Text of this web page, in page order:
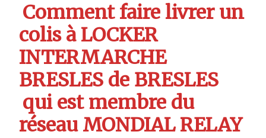
Comment faire livrer un
colis à LOCKER
INTERMARCHE
BRESLES de BRESLES
qui est membre du
réseau MONDIAL RELAY